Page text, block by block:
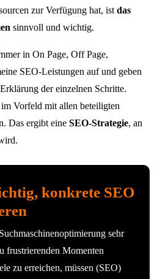
zur Verfügung hat, ist das
sinnvoll und wichtig.
in On Page, Off Page,
SEO-Leistungen auf und geben
der einzelnen Schritte.
Vorfeld mit allen beteiligten
Das ergibt eine SEO-Strategie, an
konkrete SEO
sehr
frustrierenden Momenten
zu erreichen, müssen (SEO)